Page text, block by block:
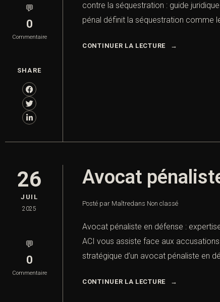
💬
0
Commentaire
SHARE
contre la séquestration : guide
pénal définit la séquestration comme
CONTINUER LA LECTURE
26
JUIL
2025
💬
0
Commentaire
Avocat
Posté par Maîtredans Non classé
Avocat pénaliste en défense :
ACI vous assiste face aux
stratégique d’un avocat pénaliste en
CONTINUER LA LECTURE